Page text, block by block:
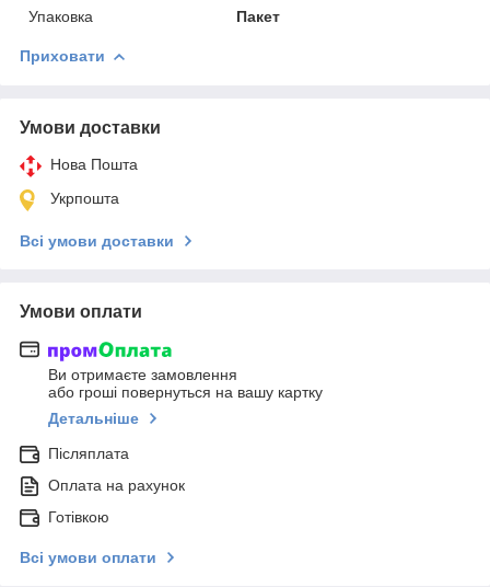
Упаковка
Пакет
Приховати
Умови доставки
Нова Пошта
Укрпошта
Всі умови доставки
Умови оплати
Ви отримаєте замовлення
або гроші повернуться на вашу картку
Детальніше
Післяплата
Оплата на рахунок
Готівкою
Всі умови оплати